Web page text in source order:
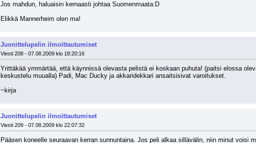
Jos mahdun, haluaisin kernaasti johtaa Suomenmaata:D
Elikkä Mannerheim olen ma!
Juonittelupelin ilmoittautumiset
Viesti 208 - 07.08.2009 klo 18:20:16
Yrittäkää ymmärtää, että käynnissä olevasta pelistä ei koskaan puhuta! (paitsi elossa
keskustelu muualla) Padi, Mac Ducky ja akkaridekkari ansaitsisivat varoitukset.
~kirja
Juonittelupelin ilmoittautumiset
Viesti 209 - 07.08.2009 klo 22:07:32
Pääsen koneelle seuraavan kerran sunnuntaina. Jos peli alkaa sillävälin, niin minut voisi